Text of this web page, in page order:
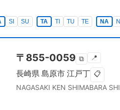
SI SU TA TI TU TE NA NI
〒 855-0059 ⧉ 📍
長崎県 島原市 江戸丁 📋
NAGASAKI KEN SHIMABARA SHI